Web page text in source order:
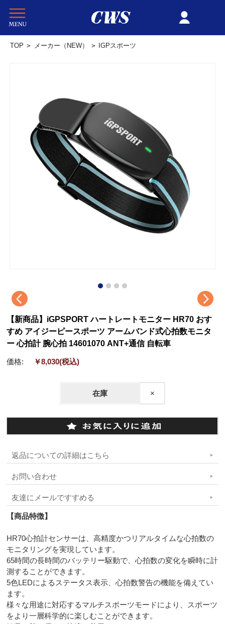
TOP > メーカー（NEW） > IGPスポーツ
【新商品】iGPSPORT ハートレートモニター HR70 おす
すめ アイジーピースポーツ アームバンド式心拍数モニタ
ー 心拍計 腕心拍 14601070 ANT+通信 自転車
価格: ￥8,030(税込)
在庫 ×
返品についての詳細はこちら
お問い合わせ
友達にメールですすめる
【商品特徴】
HR70心拍計センサーは、高精度かつリアルタイムな心拍数の
モニタリングを実現しています。
65時間の長時間のバッテリー駆動で、心拍数の変化を瞬時に計
測することができます。
5色LEDによるステータス表示、心拍数警告の機能を備えてい
ます。
様々な用途に対応するマルチスポーツモードにより、スポーツ
をより一層科学的に楽しむことができます。